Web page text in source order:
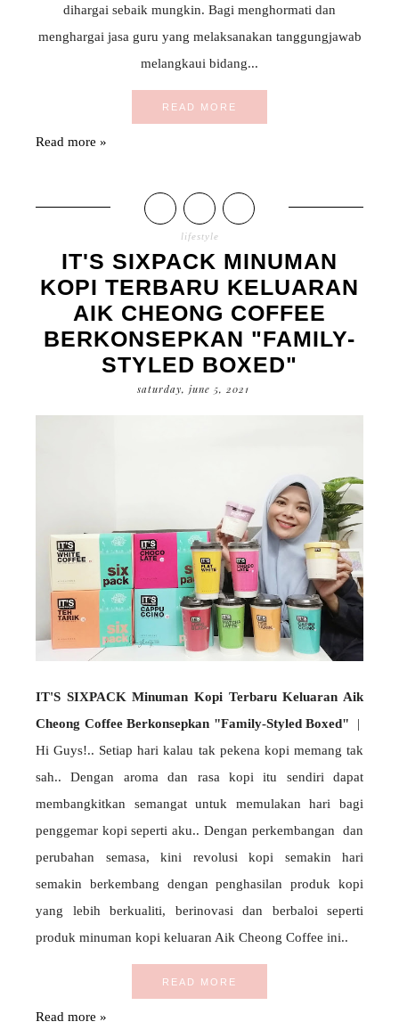
dihargai sebaik mungkin. Bagi menghormati dan
menghargai jasa guru yang melaksanakan tanggungjawab
melangkaui bidang...
READ MORE
Read more »
lifestyle
IT'S SIXPACK MINUMAN
KOPI TERBARU KELUARAN
AIK CHEONG COFFEE
BERKONSEPKAN "FAMILY-
STYLED BOXED"
saturday, june 5, 2021
IT'S SIXPACK Minuman Kopi Terbaru Keluaran Aik
Cheong Coffee Berkonsepkan "Family-Styled Boxed"
|
Hi Guys!.. Setiap hari kalau tak pekena kopi memang tak
sah.. Dengan aroma dan rasa kopi itu sendiri dapat
membangkitkan semangat untuk memulakan hari bagi
penggemar kopi seperti aku.. Dengan perkembangan dan
perubahan semasa, kini revolusi kopi semakin hari
semakin berkembang dengan penghasilan produk kopi
yang lebih berkualiti, berinovasi dan berbaloi seperti
produk minuman kopi keluaran Aik Cheong Coffee ini..
READ MORE
Read more »